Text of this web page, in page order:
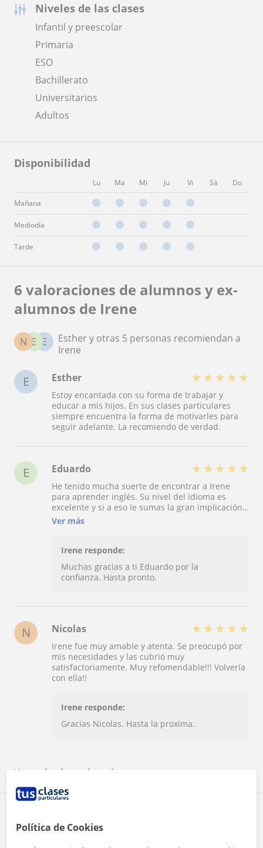
Niveles de las clases
Infantil y preescolar
Primaria
ESO
Bachillerato
Universitarios
Adultos
Disponibilidad
Lu Ma Mi Ju Vi Sá Do
Mañana
Mediodía
Tarde
6 valoraciones de alumnos y ex-
alumnos de Irene
E
E
N
Esther y otras 5 personas recomiendan a
Irene
E Esther ★ ★ ★ ★ ★
Estoy encantada con su forma de trabajar y
educar a mis hijos. En sus clases particulares
siempre encuentra la forma de motivarles para
seguir adelante. La recomiendo de verdad.
E Eduardo ★ ★ ★ ★ ★
He tenido mucha suerte de encontrar a Irene
para aprender inglés. Su nivel del idioma es
excelente y si a eso le sumas la gran implicación
que te da en todo momento, no es algo que se
Ver más
Irene responde:
Muchas gracias a ti Eduardo por la
confianza. Hasta pronto.
N Nicolas ★ ★ ★ ★ ★
Irene fue muy amable y atenta. Se preocupó por
mis necesidades y las cubrió muy
satisfactoriamente. Muy refomendable!!! Volvería
con ella!!
Irene responde:
Gracias Nicolas. Hasta la proxima.
Ver todas las valoraciones
Política de Cookies